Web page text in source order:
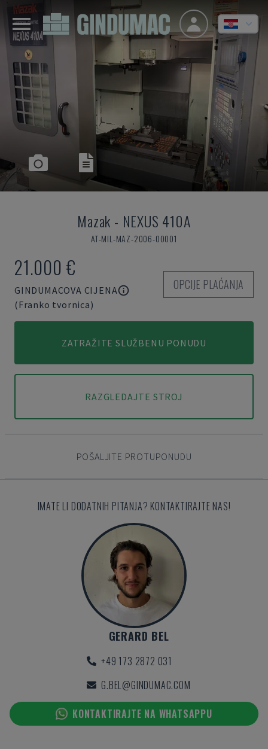
Mazak - NEXUS 410A
AT-MIL-MAZ-2006-00001
21.000 €
GINDUMACOVA CIJENA
(Franko tvornica)
OPCIJE PLAĆANJA
ZATRAŽITE SLUŽBENU PONUDU
RAZGLEDAJTE STROJ
POŠALJITE PROTUPONUDU
IMATE LI DODATNIH PITANJA? KONTAKTIRAJTE NAS!
GERARD BEL
+49 173 2872 031
G.BEL@GINDUMAC.COM
KONTAKTIRAJTE NA WHATSAPPU